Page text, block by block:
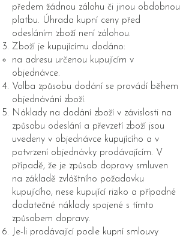
předem žádnou zálohu či jinou obdobnou
platbu. Úhrada kupní ceny před
odesláním zboží není zálohou.
Zboží je kupujícímu dodáno:
na adresu určenou kupujícím v
objednávce.
Volba způsobu dodání se provádí během
objednávání zboží.
Náklady na dodání zboží v závislosti na
způsobu odeslání a převzetí zboží jsou
uvedeny v objednávce kupujícího a v
potvrzení objednávky prodávajícím. V
případě, že je způsob dopravy smluven
na základě zvláštního požadavku
kupujícího, nese kupující riziko a případné
dodatečné náklady spojené s tímto
způsobem dopravy.
Je-li prodávající podle kupní smlouvy